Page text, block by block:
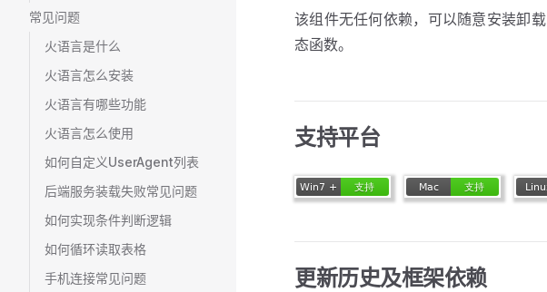
常见问题
火语言是什么
火语言怎么安装
火语言有哪些功能
火语言怎么使用
如何自定义UserAgent列表
后端服务装载失败常见问题
如何实现条件判断逻辑
如何循环读取表格
手机连接常见问题
该组件无任何依赖，可以随意安装卸
态函数。
支持平台
更新历史及框架依赖